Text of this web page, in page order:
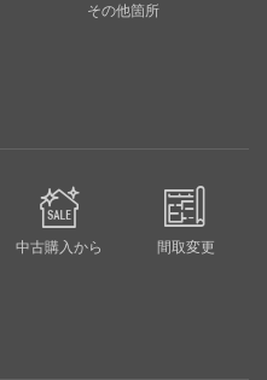
その他箇所
中古購入から 間取変更